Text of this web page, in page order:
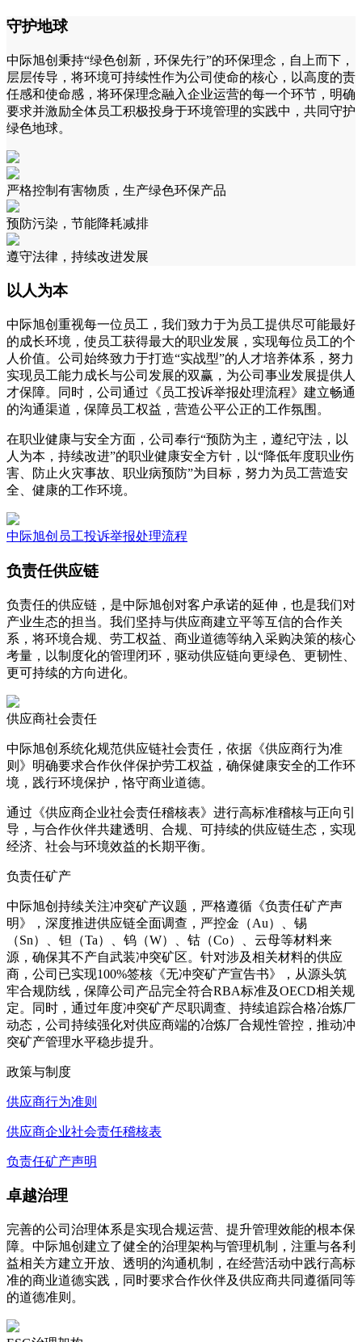
守护地球
中际旭创秉持“绿色创新，环保先行”的环保理念，自上而下，
层层传导，将环境可持续性作为公司使命的核心，以高度的责
任感和使命感，将环保理念融入企业运营的每一个环节，明确
要求并激励全体员工积极投身于环境管理的实践中，共同守护
绿色地球。
严格控制有害物质，生产绿色环保产品
预防污染，节能降耗减排
遵守法律，持续改进发展
以人为本
中际旭创重视每一位员工，我们致力于为员工提供尽可能最好
的成长环境，使员工获得最大的职业发展，实现每位员工的个
人价值。公司始终致力于打造“实战型”的人才培养体系，努力
实现员工能力成长与公司发展的双赢，为公司事业发展提供人
才保障。同时，公司通过《员工投诉举报处理流程》建立畅通
的沟通渠道，保障员工权益，营造公平公正的工作氛围。
在职业健康与安全方面，公司奉行“预防为主，遵纪守法，以
人为本，持续改进”的职业健康安全方针，以“降低年度职业伤
害、防止火灾事故、职业病预防”为目标，努力为员工营造安
全、健康的工作环境。
中际旭创员工投诉举报处理流程
负责任供应链
负责任的供应链，是中际旭创对客户承诺的延伸，也是我们对
产业生态的担当。我们坚持与供应商建立平等互信的合作关
系，将环境合规、劳工权益、商业道德等纳入采购决策的核心
考量，以制度化的管理闭环，驱动供应链向更绿色、更韧性、
更可持续的方向进化。
供应商社会责任
中际旭创系统化规范供应链社会责任，依据 《供应商行为准
则 》 明确要求合作伙伴保护劳工权益，确保健康安全的工作环
境，践行环境保护，恪守商业道德。
通过 《供应商企业社会责任稽核表》 进行高标准稽核与正向引
导，与合作伙伴共建透明、合规、可持续的供应链生态，实现
经济、社会与环境效益的长期平衡。
负责任矿产
中际旭创持续关注冲突矿产议题，严格遵循《负责任矿产声
明》，深度推进供应链全面调查，严控金（Au）、锡
（Sn）、钽（Ta）、钨（W）、钴（Co）、云母等材料来
源，确保其不产自武装冲突矿区。针对涉及相关材料的供应
商，公司已实现100%签核《无冲突矿产宣告书》，从源头筑
牢合规防线，保障公司产品完全符合RBA标准及OECD相关规
定。同时，通过年度冲突矿产尽职调查、持续追踪合格冶炼厂
动态，公司持续强化对供应商端的冶炼厂合规性管控，推动冲
突矿产管理水平稳步提升。
政策与制度
供应商行为准则
供应商企业社会责任稽核表
负责任矿产声明
卓越治理
完善的公司治理体系是实现合规运营、提升管理效能的根本保
障。中际旭创建立了健全的治理架构与管理机制，注重与各利
益相关方建立开放、透明的沟通机制，在经营活动中践行高标
准的商业道德实践，同时要求合作伙伴及供应商共同遵循同等
的道德准则。